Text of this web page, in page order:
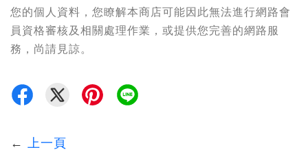
您的個人資料，您瞭解本商店可能因此無法進行網路會
員資格審核及相關處理作業，或提供您完善的網路服
務，尚請見諒。
← 上一頁